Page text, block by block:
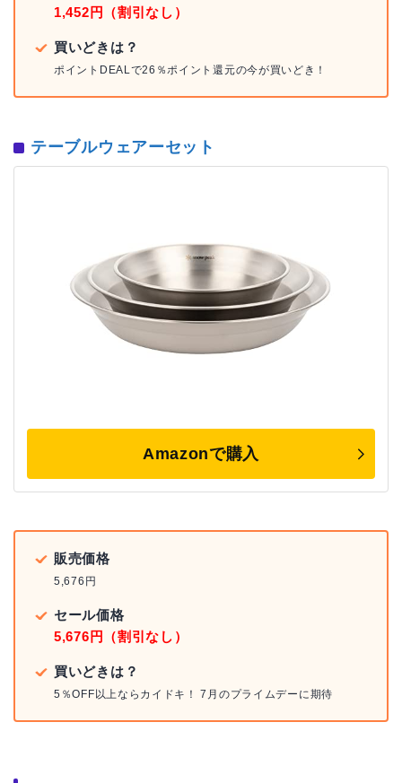
1,452円（割引なし）
買いどきは？
ポイントDEALで26％ポイント還元の今が買いどき！
テーブルウェアーセット
Amazonで購入
販売価格
5,676円
セール価格
5,676円（割引なし）
買いどきは？
5％OFF以上ならカイドキ！ 7月のプライムデーに期待